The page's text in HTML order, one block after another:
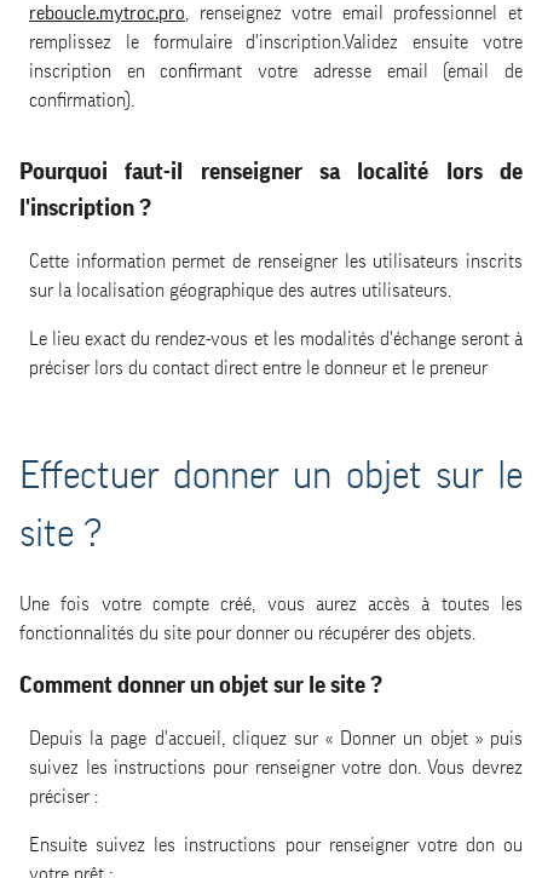
reboucle.mytroc.pro , renseignez votre email professionnel et
remplissez le formulaire d'inscription.Validez ensuite votre
inscription en confirmant votre adresse email (email de
confirmation).
Pourquoi faut-il renseigner sa localité lors de
l'inscription ?
Cette information permet de renseigner les utilisateurs inscrits
sur la localisation géographique des autres utilisateurs.
Le lieu exact du rendez-vous et les modalités d'échange seront à
préciser lors du contact direct entre le donneur et le preneur
Effectuer donner un objet sur le
site ?
Une fois votre compte créé, vous aurez accès à toutes les
fonctionnalités du site pour donner ou récupérer des objets.
Comment donner un objet sur le site ?
Depuis la page d'accueil, cliquez sur « Donner un objet » puis
suivez les instructions pour renseigner votre don. Vous devrez
préciser :
Ensuite suivez les instructions pour renseigner votre don ou
votre prêt :